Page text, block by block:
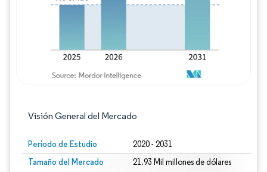
Visión General del Mercado
Período de Estudio 2020 - 2031
Tamaño del Mercado
21.93 Mil millones de dólares